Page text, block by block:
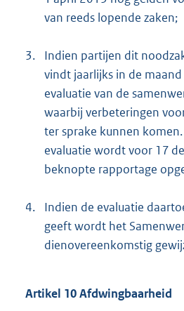
van reeds lopende zaken;
3.
Indien partijen dit
vindt jaarlijks in de
evaluatie van de
waarbij verbeteringen
ter sprake kunnen komen.
evaluatie wordt voor 17
beknopte rapportage
4.
Indien de evaluatie
geeft wordt het
dienovereenkomstig
Artikel 10 Afdwingbaarheid